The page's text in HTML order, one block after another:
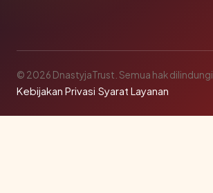
© 2026 DnastyjaTrust. Semua hak dilindungi.
Kebijakan Privasi·Syarat Layanan